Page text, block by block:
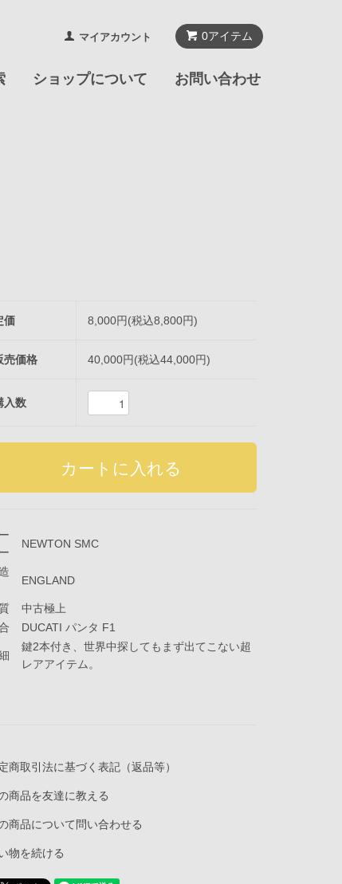
0アイテム
マイアカウント
ショップについて お問い合わせ
価 8,000円(税込8,800円)
売価格 40,000円(税込44,000円)
入数
NEWTON SMC
ENGLAND
中古極上
DUCATI パンタ F1
鍵2本付き、世界中探してもまず出てこない超
レアアイテム。
商取引法に基づく表記（返品等）
商品を友達に教える
商品について問い合わせる
物を続ける